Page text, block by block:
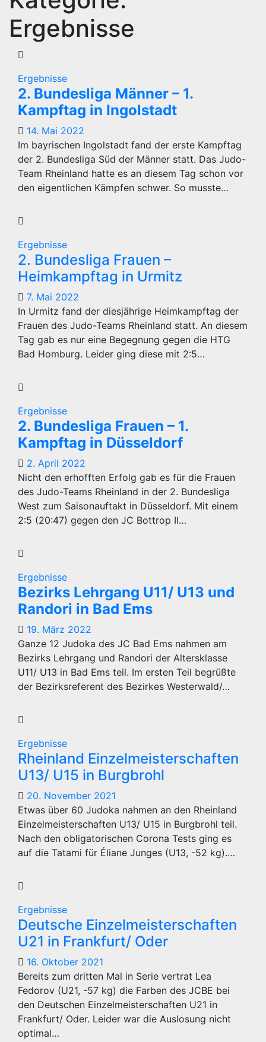
Ergebnisse
Ergebnisse
2. Bundesliga Männer – 1.
Kampftag in Ingolstadt
14. Mai 2022
Im bayrischen Ingolstadt fand der erste Kampftag
der 2. Bundesliga Süd der Männer statt. Das Judo-
Team Rheinland hatte es an diesem Tag schon vor
den eigentlichen Kämpfen schwer. So musste…
Ergebnisse
2. Bundesliga Frauen –
Heimkampftag in Urmitz
7. Mai 2022
In Urmitz fand der diesjährige Heimkampftag der
Frauen des Judo-Teams Rheinland statt. An diesem
Tag gab es nur eine Begegnung gegen die HTG
Bad Homburg. Leider ging diese mit 2:5…
Ergebnisse
2. Bundesliga Frauen – 1.
Kampftag in Düsseldorf
2. April 2022
Nicht den erhofften Erfolg gab es für die Frauen
des Judo-Teams Rheinland in der 2. Bundesliga
West zum Saisonauftakt in Düsseldorf. Mit einem
2:5 (20:47) gegen den JC Bottrop II…
Ergebnisse
Bezirks Lehrgang U11/ U13 und
Randori in Bad Ems
19. März 2022
Ganze 12 Judoka des JC Bad Ems nahmen am
Bezirks Lehrgang und Randori der Altersklasse
U11/ U13 in Bad Ems teil. Im ersten Teil begrüßte
der Bezirksreferent des Bezirkes Westerwald/…
Ergebnisse
Rheinland Einzelmeisterschaften
U13/ U15 in Burgbrohl
20. November 2021
Etwas über 60 Judoka nahmen an den Rheinland
Einzelmeisterschaften U13/ U15 in Burgbrohl teil.
Nach den obligatorischen Corona Tests ging es
auf die Tatami für Éliane Junges (U13, -52 kg).…
Ergebnisse
Deutsche Einzelmeisterschaften
U21 in Frankfurt/ Oder
16. Oktober 2021
Bereits zum dritten Mal in Serie vertrat Lea
Fedorov (U21, -57 kg) die Farben des JCBE bei
den Deutschen Einzelmeisterschaften U21 in
Frankfurt/ Oder. Leider war die Auslosung nicht
optimal…